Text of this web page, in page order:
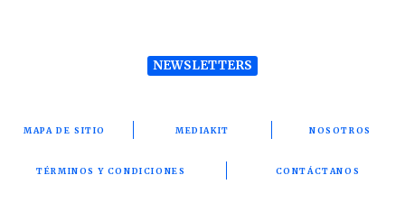
NEWSLETTERS
MAPA DE SITIO MEDIAKIT NOSOTROS
TÉRMINOS Y CONDICIONES CONTÁCTANOS